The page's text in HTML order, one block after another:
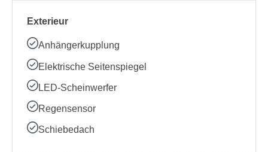
Exterieur
Anhängerkupplung
Elektrische Seitenspiegel
LED-Scheinwerfer
Regensensor
Schiebedach